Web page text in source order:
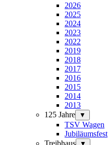
2026
2025
2024
2023
2022
2019
2018
2017
2016
2015
2014
2013
125 Jahre
▼
TSV Wagen
Jubiläumsfest
Treibhaus